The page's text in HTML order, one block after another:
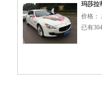
玛莎拉
价格：
已有